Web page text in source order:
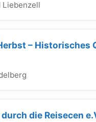
Liebenzell
– Historisches
die Reisecen